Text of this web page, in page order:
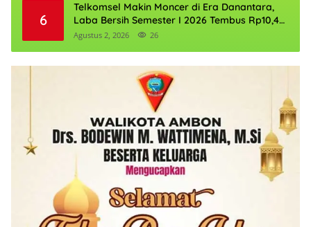
6
Telkomsel Makin Moncer di Era Danantara,
Laba Bersih Semester I 2026 Tembus Rp10,4
Triliun
Agustus 2, 2026 26